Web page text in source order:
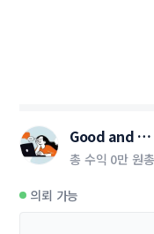
Good and
Good_design
총 수익 0만 원
의뢰 가능